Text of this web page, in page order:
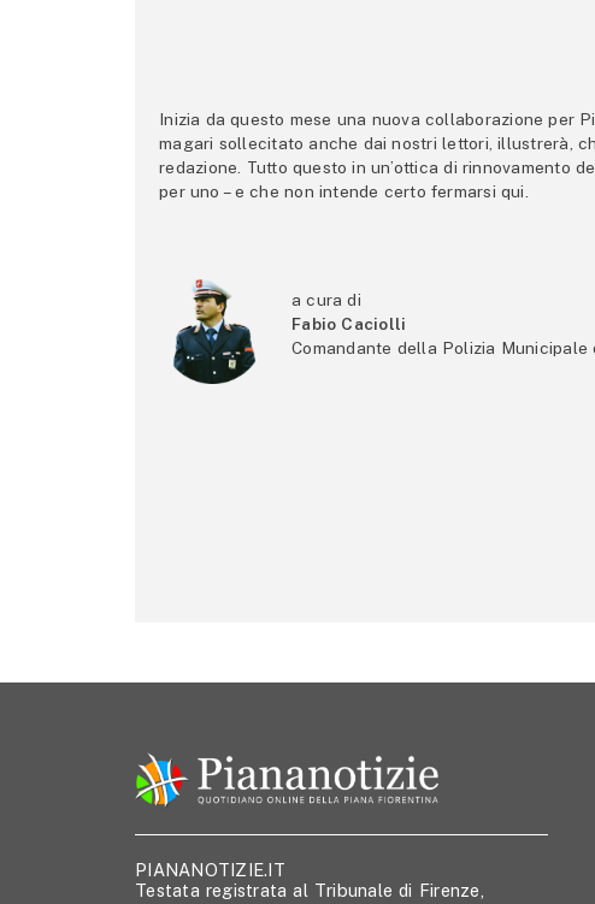
Inizia da questo mese una nuova collaborazione per
magari sollecitato anche dai nostri lettori, illustrerà,
redazione. Tutto questo in un’ottica di rinnovamento
per uno – e che non intende certo fermarsi qui.
a cura di
Fabio Caciolli
Comandante della Polizia Municipale
PIANANOTIZIE.IT
Testata registrata al Tribunale di Firenze,